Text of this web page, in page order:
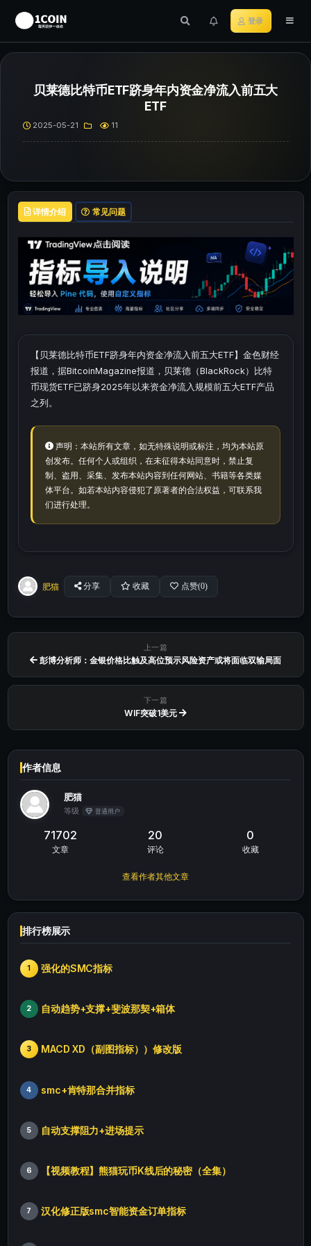
登录
贝莱德比特币ETF跻身年内资金净流入前五大
ETF
2025-05-21 11
详情介绍 常见问题
【贝莱德比特币ETF跻身年内资金净流入前五大ETF】金色财经
报道，据BitcoinMagazine报道，贝莱德（BlackRock）比特
币现货ETF已跻身2025年以来资金净流入规模前五大ETF产品
之列。
声明：本站所有文章，如无特殊说明或标注，均为本站原
创发布。任何个人或组织，在未征得本站同意时，禁止复
制、盗用、采集、发布本站内容到任何网站、书籍等各类媒
体平台。如若本站内容侵犯了原著者的合法权益，可联系我
们进行处理。
肥猫 分享 收藏 点赞(0)
上一篇
彭博分析师：金银价格比触及高位预示风险资产或将面临双输局面
下一篇
WIF突破1美元
作者信息
肥猫
等级 普通用户
71702
文章
20
评论
0
收藏
查看作者其他文章
排行榜展示
1 强化的SMC指标
2 自动趋势+支撑+斐波那契+箱体
3 MACD XD（副图指标））修改版
4 smc+肯特那合并指标
5 自动支撑阻力+进场提示
6 【视频教程】熊猫玩币K线后的秘密（全集）
7 汉化修正版smc智能资金订单指标